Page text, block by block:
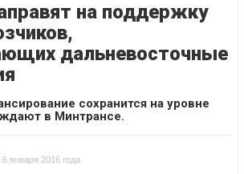
на поддержку
дальневосточные
сохранится на уровне
в Минтрансе.
6 января 2016 года